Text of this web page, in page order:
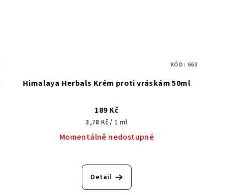
Himalaya Herbals Krém proti vráskám 50ml
189 Kč
Měrná
cena:
3,78 Kč / 1 ml
Momentálně nedostupné
hodnocení
produktu
je
Detail
KÓD: 663